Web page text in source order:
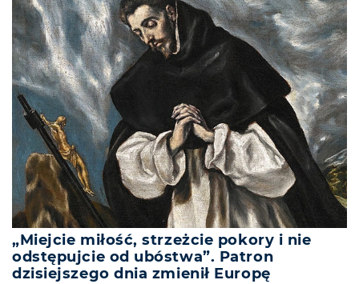
„Miejcie miłość, strzeżcie pokory i nie
odstępujcie od ubóstwa”. Patron
dzisiejszego dnia zmienił Europę